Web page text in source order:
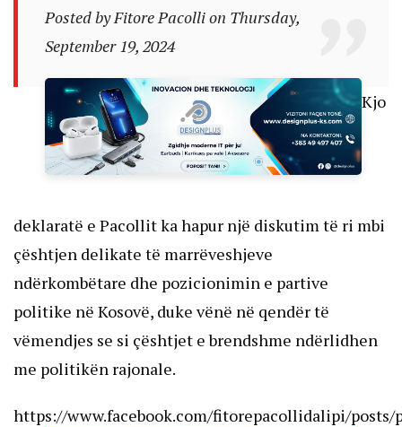
Posted byFitore Pacollion Thursday,
September 19, 2024
Kjo
deklaratë e Pacollit ka hapur një diskutim të ri mbi
çështjen delikate të marrëveshjeve
ndërkombëtare dhe pozicionimin e partive
politike në Kosovë, duke vënë në qendër të
vëmendjes se si çështjet e brendshme ndërlidhen
me politikën rajonale.
https://www.facebook.com/fitorepacollidalipi/posts/